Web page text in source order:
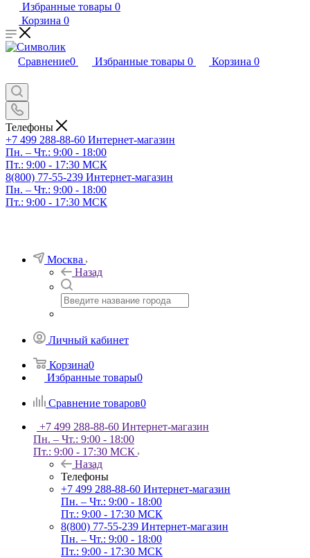
Избранные товары 0
Корзина 0
Сравнение0 Избранные товары 0 Корзина 0
Телефоны
+7 499 288-88-60 Интернет-магазин
Пн. – Чт.: 9:00 - 18:00
Пт.: 9:00 - 17:30 МСК
8(800) 77-55-239 Интернет-магазин
Пн. – Чт.: 9:00 - 18:00
Пт.: 9:00 - 17:30 МСК
Москва
Назад
Личный кабинет
Корзина0
Избранные товары0
Сравнение товаров0
+7 499 288-88-60 Интернет-магазин
Пн. – Чт.: 9:00 - 18:00
Пт.: 9:00 - 17:30 МСК
Назад
Телефоны
+7 499 288-88-60 Интернет-магазин
Пн. – Чт.: 9:00 - 18:00
Пт.: 9:00 - 17:30 МСК
8(800) 77-55-239 Интернет-магазин
Пн. – Чт.: 9:00 - 18:00
Пт.: 9:00 - 17:30 МСК